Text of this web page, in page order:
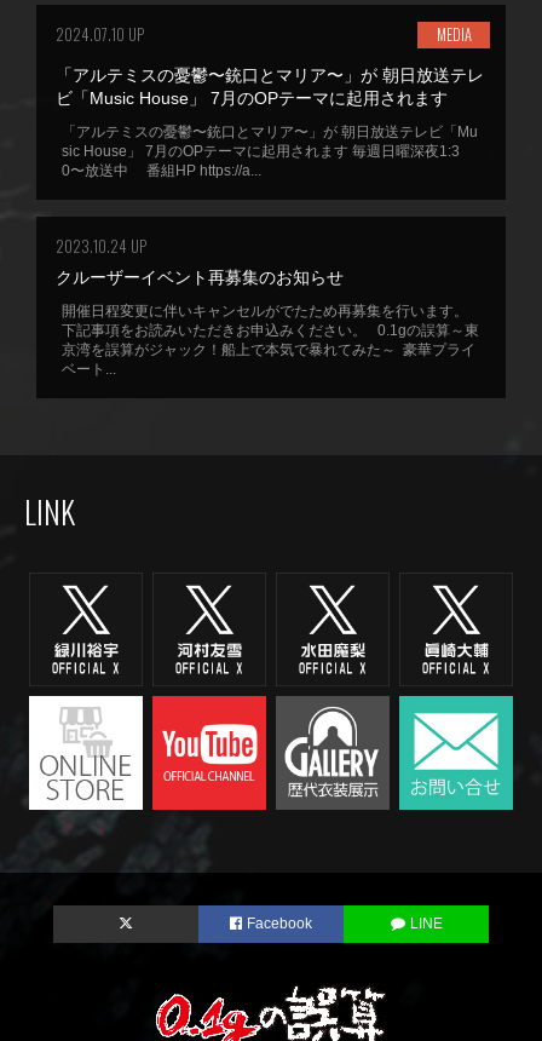
2024.07.10 UP MEDIA
「アルテミスの憂鬱〜銃口とマリア〜」が 朝日放送テレ
ビ「Music House」 7月のOPテーマに起用されます
「アルテミスの憂鬱〜銃口とマリア〜」が 朝日放送テレビ「Mu
sic House」 7月のOPテーマに起用されます 毎週日曜深夜1:3
0〜放送中 番組HP https://a...
2023.10.24 UP
クルーザーイベント再募集のお知らせ
開催日程変更に伴いキャンセルがでたため再募集を行います。
下記事項をお読みいただきお申込みください。 0.1gの誤算～東
京湾を誤算がジャック！船上で本気で暴れてみた～ 豪華プライ
ベート...
LINK
Facebook LINE